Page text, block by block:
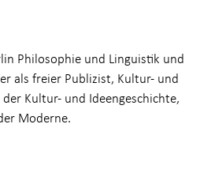
Philosophie und Linguistik und
als freier Publizist, Kultur- und
Kultur- und Ideengeschichte,
Moderne.